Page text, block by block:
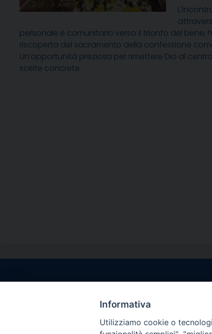
personale e comunitario verso il trionfo del bene,
riscoperta del sacramento della confessione
Un’opportunità preziosa per rimettere Dio al
scelte concrete.
Via Santa Maria
Sorrento (NA)
tel. 0818781244
Informativa
Utilizziamo cookie o